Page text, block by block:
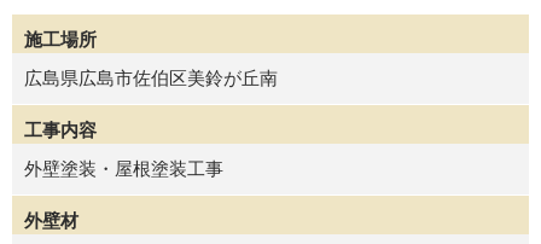
施工場所
広島県広島市佐伯区美鈴が丘南
工事内容
外壁塗装・屋根塗装工事
外壁材